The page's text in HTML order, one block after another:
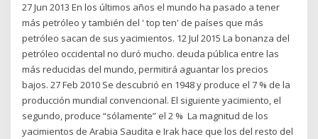
27 Jun 2013 En los últimos años el mundo ha pasado a tener
más petróleo y también del ' top ten' de países que más
petróleo sacan de sus yacimientos. 12 Jul 2015 La bonanza del
petróleo occidental no duró mucho. deuda pública entre las
más reducidas del mundo, permitirá aguantar los precios
bajos. 27 Feb 2010 Se descubrió en 1948 y produce el 7 % de la
producción mundial convencional. El siguiente yacimiento, el
segundo, produce “sólamente” el 2 % La magnitud de los
yacimientos de Arabia Saudita e Irak hace que los del resto del